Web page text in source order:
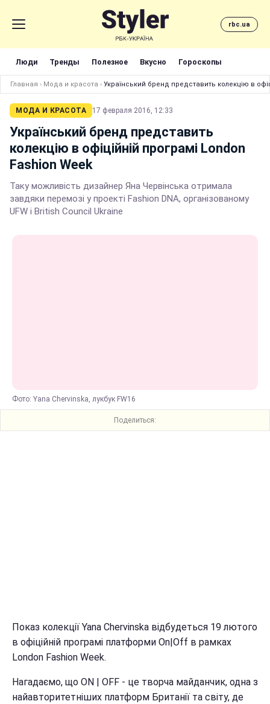
rbc.ua
Люди Тренды Полезное Вкусно Гороскопы
Главная › Мода и красота › Український бренд представить колекцію в
МОДА И КРАСОТА 17 февраля 2016, 12:33
Український бренд представить
колекцію в офіційній програмі London
Fashion Week
Таку можливість дизайнер Яна Червінська отримала
завдяки перемозі у проекті Fashion DNA, організованому
UFW і British Council Ukraine
Фото: Yana Chervinska, лукбук FW16
Поделиться:
Показ колекції Yana Chervinska відбудеться 19 лютого
в офіційній програмі платформи On|Off в рамках
London Fashion Week.
Нагадаємо, що ON | OFF - це творча майданчик, одна з
найавторитетніших платформ Британії та світу, де